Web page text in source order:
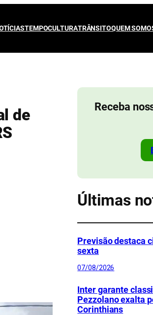
TEMPOCULTURATRÂNSITOQUEM
de
Receba
Últimas
Previsão destaca
sexta
07/08/2026
Inter garante
Pezzolano exalta
Corinthians